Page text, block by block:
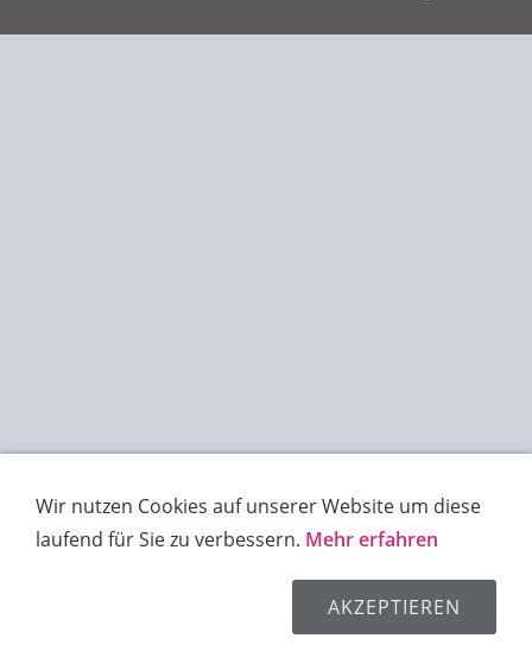
Wir nutzen Cookies auf unserer Website um diese
laufend für Sie zu verbessern. Mehr erfahren
AKZEPTIEREN